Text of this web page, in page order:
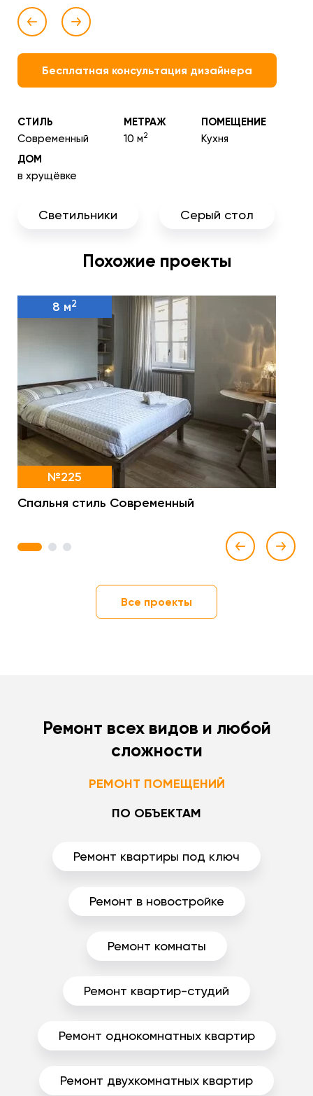
Бесплатная консультация дизайнера
СТИЛЬ
Современный
МЕТРАЖ
10 м2
ПОМЕЩЕНИЕ
Кухня
ДОМ
в хрущёвке
Светильники Серый стол
Похожие проекты
8 м2
№225
Спальня стиль Современный
1 2 3
Все проекты
Ремонт всех видов и любой
сложности
РЕМОНТ ПОМЕЩЕНИЙ
ПО ОБЪЕКТАМ
Ремонт квартиры под ключ
Ремонт в новостройке
Ремонт комнаты
Ремонт квартир-студий
Ремонт однокомнатных квартир
Ремонт двухкомнатных квартир